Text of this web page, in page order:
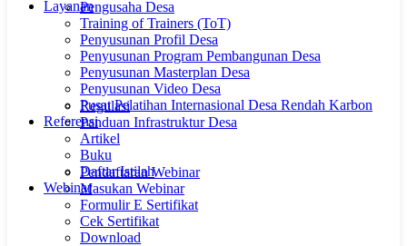
LayananPengusaha Desa
Training of Trainers (ToT)
Penyusunan Profil Desa
Penyusunan Program Pembangunan Desa
Penyusunan Masterplan Desa
Penyusunan Video Desa
Pusat Pelatihan Internasional Desa Rendah Karbon
Referensi
Regulasi
Panduan Infrastruktur Desa
Artikel
Buku
Daftar Istilah
Webinar
Pendaftaran Webinar
Masukan Webinar
Formulir E Sertifikat
Cek Sertifikat
Download